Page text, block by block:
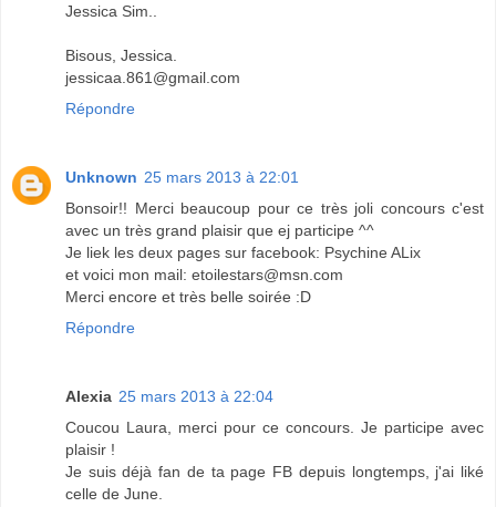
Jessica Sim..
Bisous, Jessica.
jessicaa.861@gmail.com
Répondre
Unknown 25 mars 2013 à 22:01
Bonsoir!! Merci beaucoup pour ce très joli concours c'est
avec un très grand plaisir que ej participe ^^
Je liek les deux pages sur facebook: Psychine ALix
et voici mon mail: etoilestars@msn.com
Merci encore et très belle soirée :D
Répondre
Alexia 25 mars 2013 à 22:04
Coucou Laura, merci pour ce concours. Je participe avec
plaisir !
Je suis déjà fan de ta page FB depuis longtemps, j'ai liké
celle de June.